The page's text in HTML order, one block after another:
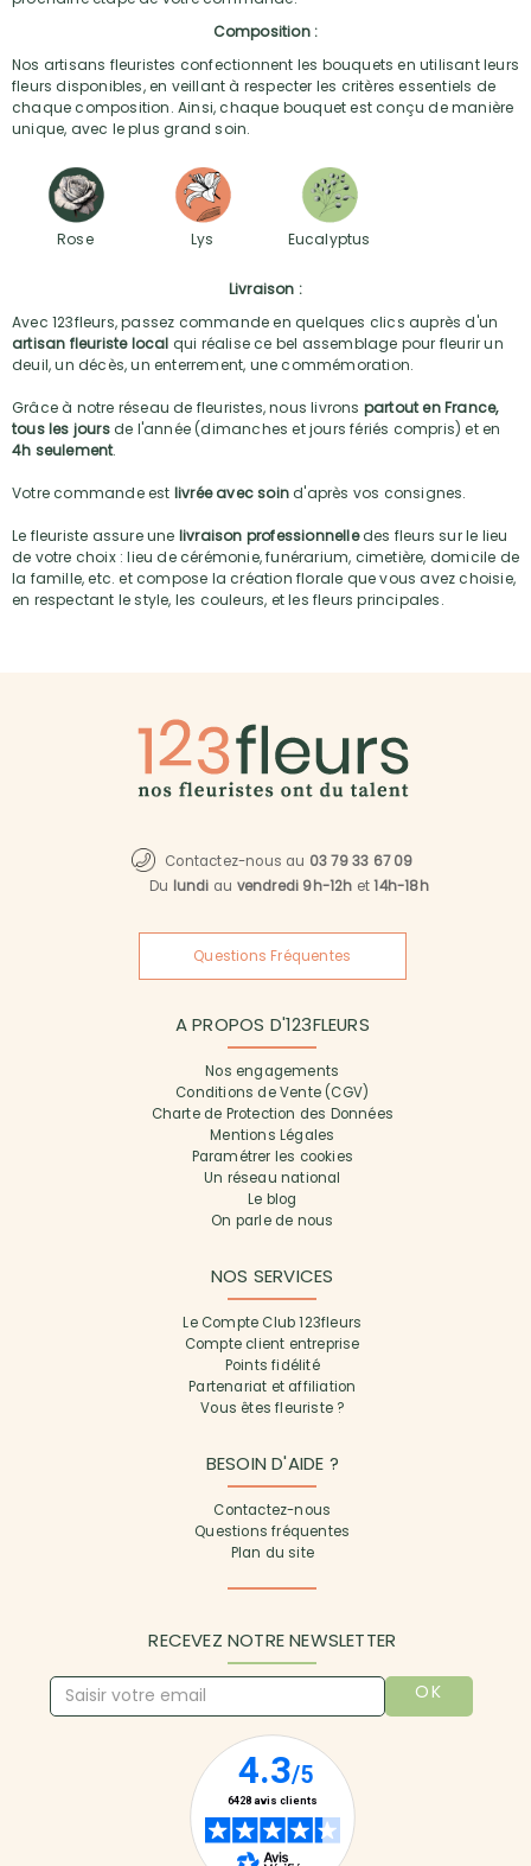
Composition :
Nos artisans fleuristes confectionnent les bouquets en utilisant leurs
fleurs disponibles, en veillant à respecter les critères essentiels de
chaque composition. Ainsi, chaque bouquet est conçu de manière
unique, avec le plus grand soin.
Rose Lys Eucalyptus
Livraison :
Avec 123fleurs, passez commande en quelques clics auprès d'un
artisan fleuriste local qui réalise ce bel assemblage pour fleurir un
deuil, un décès, un enterrement, une commémoration.
Grâce à notre réseau de fleuristes, nous livrons partout en France,
tous les joursde l'année (dimanches et jours fériés compris) et en
4h seulement.
Votre commande est livrée avec soind'après vos consignes.
Le fleuriste assure une livraison professionnelledes fleurs sur le lieu
de votre choix : lieu de cérémonie, funérarium, cimetière, domicile de
la famille, etc. et compose la création florale que vous avez choisie,
en respectant le style, les couleurs, et les fleurs principales.
Contactez-nous au 03 79 33 67 09
Du lundi au vendredi 9h-12h et14h-18h
Questions Fréquentes
A PROPOS D'123FLEURS
Nos engagements
Conditions de Vente (CGV)
Charte de Protection des Données
Mentions Légales
Paramétrer les cookies
Un réseau national
Le blog
On parle de nous
NOS SERVICES
Le Compte Club 123fleurs
Compte client entreprise
Points fidélité
Partenariat et affiliation
Vous êtes fleuriste ?
BESOIN D'AIDE ?
Contactez-nous
Questions fréquentes
Plan du site
RECEVEZ NOTRE NEWSLETTER
OK